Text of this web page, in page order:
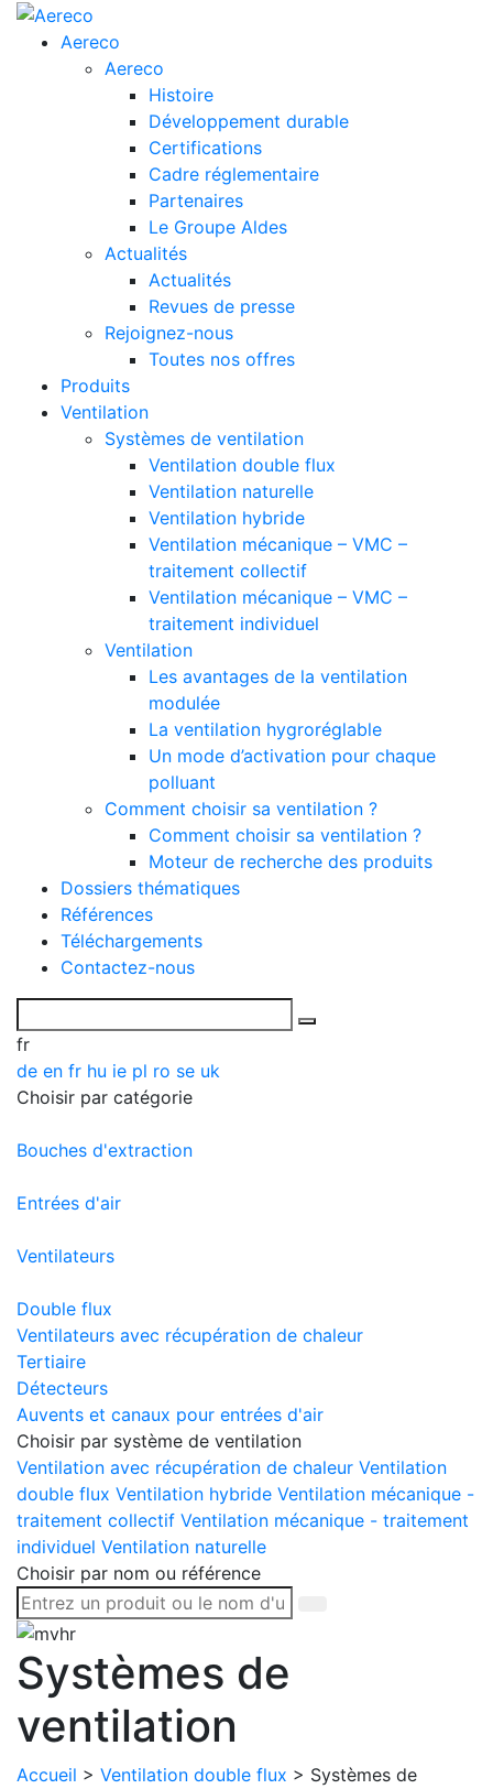
Aereco
Aereco
Histoire
Développement durable
Certifications
Cadre réglementaire
Partenaires
Le Groupe Aldes
Actualités
Actualités
Revues de presse
Rejoignez-nous
Toutes nos offres
Produits
Ventilation
Systèmes de ventilation
Ventilation double flux
Ventilation naturelle
Ventilation hybride
Ventilation mécanique – VMC –
traitement collectif
Ventilation mécanique – VMC –
traitement individuel
Ventilation
Les avantages de la ventilation
modulée
La ventilation hygroréglable
Un mode d’activation pour chaque
polluant
Comment choisir sa ventilation ?
Comment choisir sa ventilation ?
Moteur de recherche des produits
Dossiers thématiques
Références
Téléchargements
Contactez-nous
fr
de en fr hu ie pl ro se uk
Choisir par catégorie
Bouches d'extraction
Entrées d'air
Ventilateurs
Double flux
Ventilateurs avec récupération de chaleur
Tertiaire
Détecteurs
Auvents et canaux pour entrées d'air
Choisir par système de ventilation
Ventilation avec récupération de chaleur Ventilation
double flux Ventilation hybride Ventilation mécanique -
traitement collectif Ventilation mécanique - traitement
individuel Ventilation naturelle
Choisir par nom ou référence
Systèmes de
ventilation
Accueil > Ventilation double flux > Systèmes de